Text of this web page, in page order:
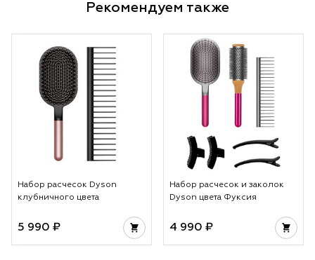
Рекомендуем также
Набор расчесок Dyson
клубничного цвета
5 990 ₽
Набор расчесок и заколок
Dyson цвета Фуксия
4 990 ₽